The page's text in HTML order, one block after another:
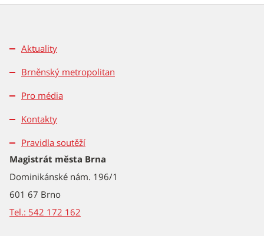
Aktuality
Brněnský metropolitan
Pro média
Kontakty
Pravidla soutěží
Magistrát města Brna
Dominikánské nám. 196/1
601 67 Brno
Tel.: 542 172 162